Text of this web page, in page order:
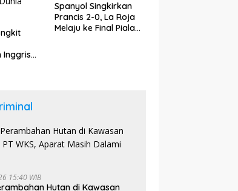
Inggris
Spanyol Singkirkan
Prancis 2-0, La Roja
Melaju ke Final Piala
15:40 WIB
Hutan di Kawasan